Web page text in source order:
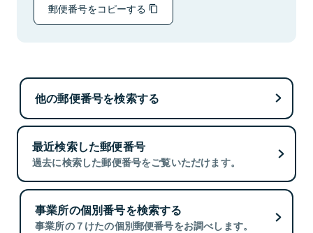
郵便番号をコピーする
他の郵便番号を検索する
最近検索した郵便番号
過去に検索した郵便番号をご覧いただけます。
事業所の個別番号を検索する
事業所の７けたの個別郵便番号をお調べします。